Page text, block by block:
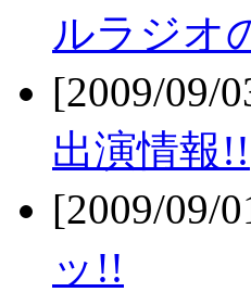
ルラジオ
[2009/09/
出演情報!!
[2009/09/
ッ!!